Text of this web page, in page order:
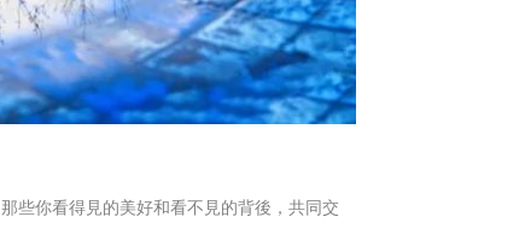
那些你看得見的美好和看不見的背後，共同交